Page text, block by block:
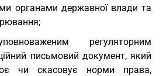
органами державної влади та
регуляторним
письмовий документ, який
чи скасовує норми права,